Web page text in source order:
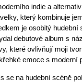
indie a
který kombinuje
je osobitý
debutové album s
které ovlivňují moji
emoce s moderní
se na hudební scéně